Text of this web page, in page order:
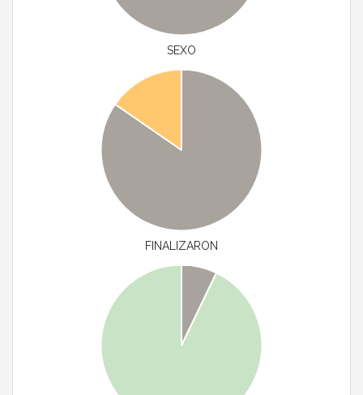
SEXO
FINALIZARON